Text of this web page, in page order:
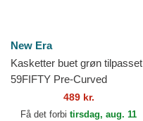
New Era
Kasketter buet grøn tilpasset
59FIFTY Pre-Curved
American Herringbone fra
Chicago White Sox MLB...
489 kr.
Få det forbi tirsdag, aug. 11